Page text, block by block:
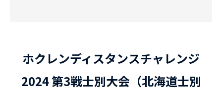
ホクレンディスタンスチャレンジ
2024 第3戦士別大会（北海道士別